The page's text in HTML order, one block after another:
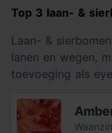
Top 3 laan- &
Laan- &
lanen en wegen,
toevoeging als